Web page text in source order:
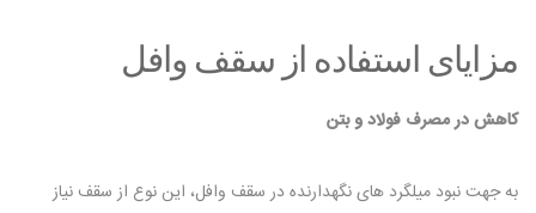
مزایای استفاده از سقف وافل
کاهش در مصرف فولاد و بتن
به جهت نبود میلگرد های نگهدارنده در سقف وافل، این نوع از سقف نیاز